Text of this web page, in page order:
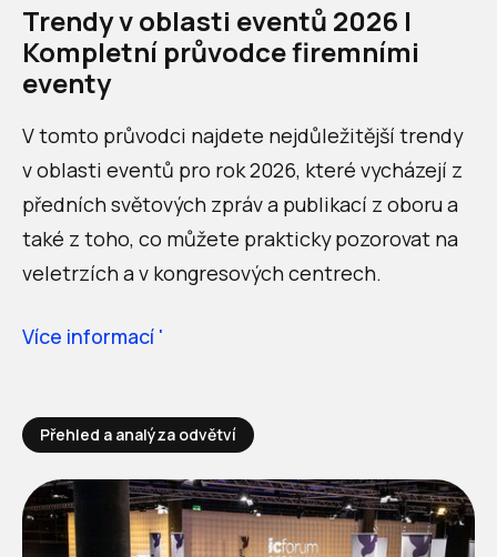
Trendy v oblasti eventů 2026 |
Kompletní průvodce firemními
eventy
V tomto průvodci najdete nejdůležitější trendy
v oblasti eventů pro rok 2026, které vycházejí z
předních světových zpráv a publikací z oboru a
také z toho, co můžete prakticky pozorovat na
veletrzích a v kongresových centrech.
Více informací '
Přehled a analýza odvětví